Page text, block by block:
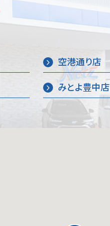
空港通り店
みとよ豊中店